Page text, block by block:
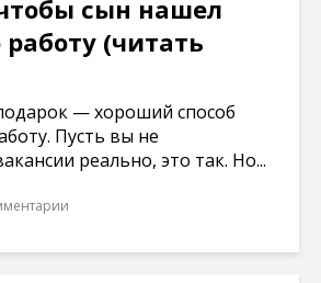
сын нашел
(читать
— хороший способ
Пусть вы не
реально, это так. Но...